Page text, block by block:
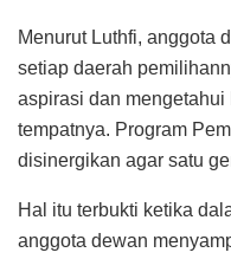
Menurut Luthfi, anggota
setiap daerah
aspirasi dan
tempatnya. Program
disinergikan agar satu
Hal itu terbukti ketika
anggota dewan